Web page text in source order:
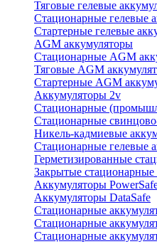
Тяговые гелевые
Стационарные гелевые
Стартерные гелевые
AGM аккумуляторы
Стационарные AGM
Тяговые AGM
Стартерные AGM
Аккумуляторы 2v
Стационарные
Стационарные
Никель-кадмиевые
Стационарные гелевые
Герметизированные
Закрытые стационарные
Аккумуляторы
Аккумуляторы DataSafe
Стационарные
Стационарные
Стационарные